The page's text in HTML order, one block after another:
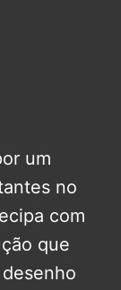
um
no
com
que